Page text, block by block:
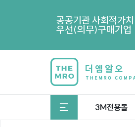
공공기관 사회적가치
우선(의무)구매기업
3M전용몰